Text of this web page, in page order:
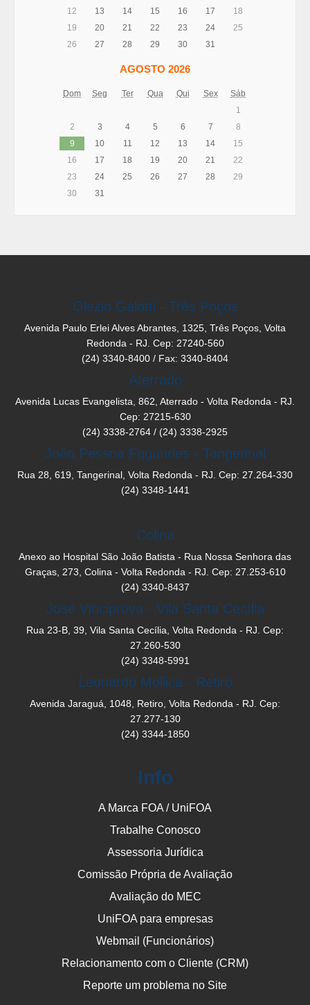
12
13 14 15 16 17
18
19
20 21 22 23 24
25
26
27 28 29 30 31
AGOSTO 2026
Dom Seg Ter Qua Qui Sex
Sáb
1
2
3 4 5 6 7
8
9
10 11 12 13 14
15
16
17 18 19 20 21
22
23
24 25 26 27 28
29
30
31
Olezio Galotti - Três Poços
Avenida Paulo Erlei Alves Abrantes, 1325, Três Poços, Volta
Redonda - RJ. Cep: 27240-560
(24) 3340-8400 / Fax: 3340-8404
Aterrado
Avenida Lucas Evangelista, 862, Aterrado - Volta Redonda - RJ.
Cep: 27215-630
(24) 3338-2764 / (24) 3338-2925
João Pessoa Fagundes - Tangerinal
Rua 28, 619, Tangerinal, Volta Redonda - RJ. Cep: 27.264-330
(24) 3348-1441
Colina
Anexo ao Hospital São João Batista - Rua Nossa Senhora das
Graças, 273, Colina - Volta Redonda - RJ. Cep: 27.253-610
(24) 3340-8437
José Vinciprova - Vila Santa Cecília
Rua 23-B, 39, Vila Santa Cecília, Volta Redonda - RJ. Cep:
27.260-530
(24) 3348-5991
Leonardo Mollica - Retiro
Avenida Jaraguá, 1048, Retiro, Volta Redonda - RJ. Cep:
27.277-130
(24) 3344-1850
Info
A Marca FOA / UniFOA
Trabalhe Conosco
Assessoria Jurídica
Comissão Própria de Avaliação
Avaliação do MEC
UniFOA para empresas
Webmail (Funcionários)
Relacionamento com o Cliente (CRM)
Reporte um problema no Site